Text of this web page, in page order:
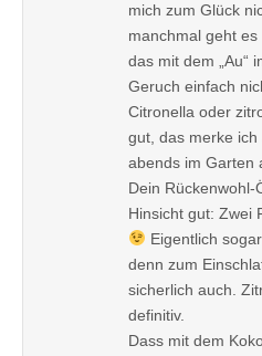
mich zum Glück
manchmal geht
das mit dem „Au“
Geruch einfach
Citronella oder
gut, das merke
abends im Garten
Dein Rückenwohl-
Hinsicht gut: Zwei
Eigentlich
denn zum
sicherlich auch.
definitiv.
Dass mit dem